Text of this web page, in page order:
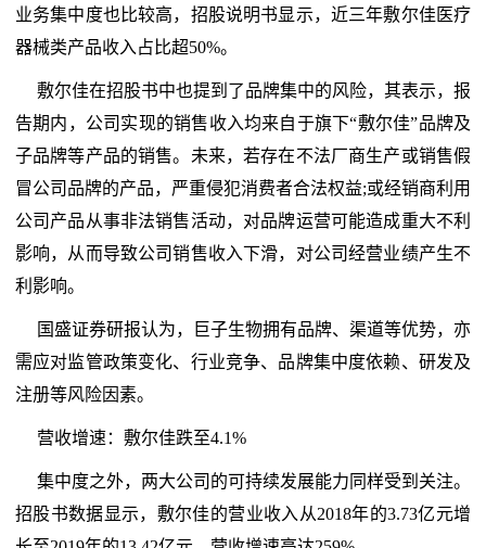
业务集中度也比较高，招股说明书显示，近三年敷尔佳医疗
器械类产品收入占比超50%。
敷尔佳在招股书中也提到了品牌集中的风险，其表示，报
告期内，公司实现的销售收入均来自于旗下“敷尔佳”品牌及
子品牌等产品的销售。未来，若存在不法厂商生产或销售假
冒公司品牌的产品，严重侵犯消费者合法权益;或经销商利用
公司产品从事非法销售活动，对品牌运营可能造成重大不利
影响，从而导致公司销售收入下滑，对公司经营业绩产生不
利影响。
国盛证券研报认为，巨子生物拥有品牌、渠道等优势，亦
需应对监管政策变化、行业竞争、品牌集中度依赖、研发及
注册等风险因素。
营收增速：敷尔佳跌至4.1%
集中度之外，两大公司的可持续发展能力同样受到关注。
招股书数据显示，敷尔佳的营业收入从2018年的3.73亿元增